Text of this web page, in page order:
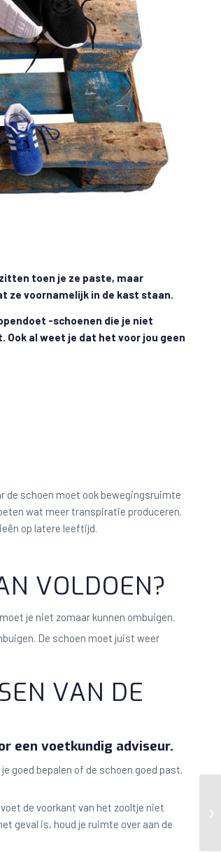
toen je ze paste, maar
ze voornamelijk in de kast staan.
-schoenen die je niet
Ook al weet je dat het voor jou geen
de schoen moet ook bewegingsruimte
wat meer transpiratie produceren.
op latere leeftijd.
VOLDOEN?
je niet zomaar kunnen ombuigen.
De schoen moet juist weer
VAN DE
een voetkundig adviseur.
goed bepalen of de schoen goed past.
de voorkant van het zooltje niet
geval is, houd je ruimte over aan de